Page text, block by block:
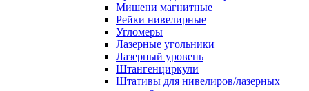
Мишени магнитные
Рейки нивелирные
Угломеры
Лазерные угольники
Лазерный уровень
Штангенциркули
Штативы для нивелиров/лазерных